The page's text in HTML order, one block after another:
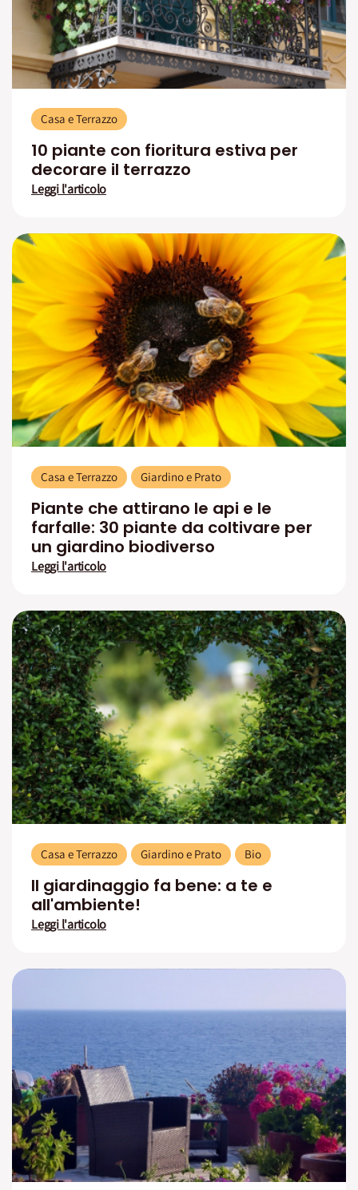
Casa e Terrazzo
10 piante con fioritura estiva per
decorare il terrazzo
Leggi l'articolo
Casa e Terrazzo Giardino e Prato
Piante che attirano le api e le
farfalle: 30 piante da coltivare per
un giardino biodiverso
Leggi l'articolo
Casa e Terrazzo Giardino e Prato Bio
Il giardinaggio fa bene: a te e
all'ambiente!
Leggi l'articolo